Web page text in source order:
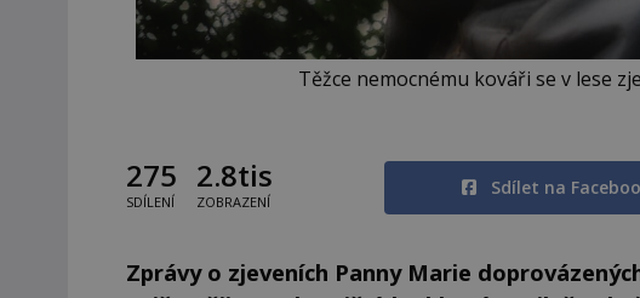
Těžce nemocnému kováři se v lese
275
SDÍLENÍ
2.8tis
ZOBRAZENÍ
Sdílet na
Zprávy o zjeveních Panny Marie